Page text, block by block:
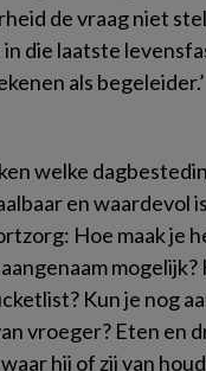
de vraag niet
die laatste
als begeleider.’
welke
en waardevol
Hoe maak je
Kun je nog
vroeger? Eten en
hij of zij van